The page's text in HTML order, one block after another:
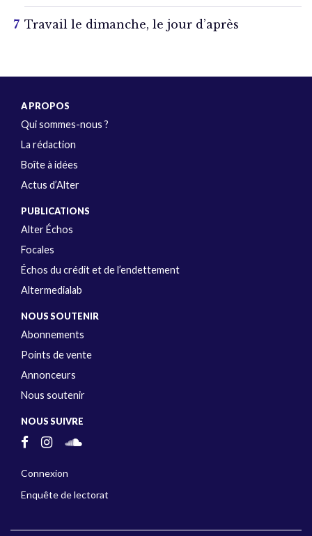
Travail le dimanche, le jour d’après
A PROPOS
Qui sommes-nous ?
La rédaction
Boîte à idées
Actus d’Alter
PUBLICATIONS
Alter Échos
Focales
Échos du crédit et de l’endettement
Altermedialab
NOUS SOUTENIR
Abonnements
Points de vente
Annonceurs
Nous soutenir
NOUS SUIVRE
Connexion
Enquête de lectorat